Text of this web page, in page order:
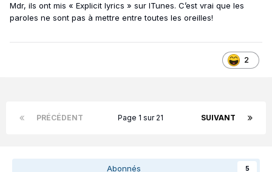
Mdr, ils ont mis « Explicit lyrics » sur ITunes. C’est vrai que les
paroles ne sont pas à mettre entre toutes les oreilles!
2
PRÉCÉDENT SUIVANT
Page 1 sur 21
Abonnés 5